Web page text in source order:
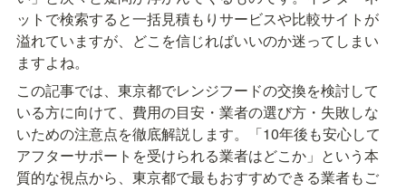
ットで検索すると一括見積もりサービスや比較サイトが
溢れていますが、どこを信じればいいのか迷ってしまい
ますよね。
この記事では、東京都でレンジフードの交換を検討して
いる方に向けて、費用の目安・業者の選び方・失敗しな
いための注意点を徹底解説します。「10年後も安心して
アフターサポートを受けられる業者はどこか」という本
質的な視点から、東京都で最もおすすめできる業者もご